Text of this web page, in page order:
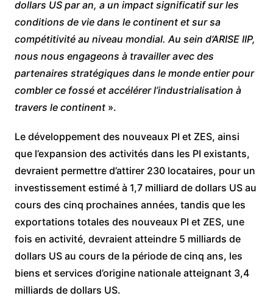
dollars US par an, a un impact significatif sur les
conditions de vie dans le continent et sur sa
compétitivité au niveau mondial. Au sein d’ARISE IIP,
nous nous engageons à travailler avec des
partenaires stratégiques dans le monde entier pour
combler ce fossé et accélérer l’industrialisation à
travers le continent ».
Le développement des nouveaux PI et ZES, ainsi
que l’expansion des activités dans les PI existants,
devraient permettre d’attirer 230 locataires, pour un
investissement estimé à 1,7 milliard de dollars US au
cours des cinq prochaines années, tandis que les
exportations totales des nouveaux PI et ZES, une
fois en activité, devraient atteindre 5 milliards de
dollars US au cours de la période de cinq ans, les
biens et services d’origine nationale atteignant 3,4
milliards de dollars US.